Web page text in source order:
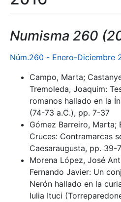
Numisma 260
Núm.260 - Enero-Diciembre
Campo, Marta;
Tremoleda, Joaquim:
romanos hallado en la
(74-73 a.C.), pp. 7-37
Gómez Barreiro, Marta;
Cruces: Contramarcas
Caesaraugusta, pp. 39-
Morena López, José
Fernando Javier: Un
Nerón hallado en la
Iulia Ituci